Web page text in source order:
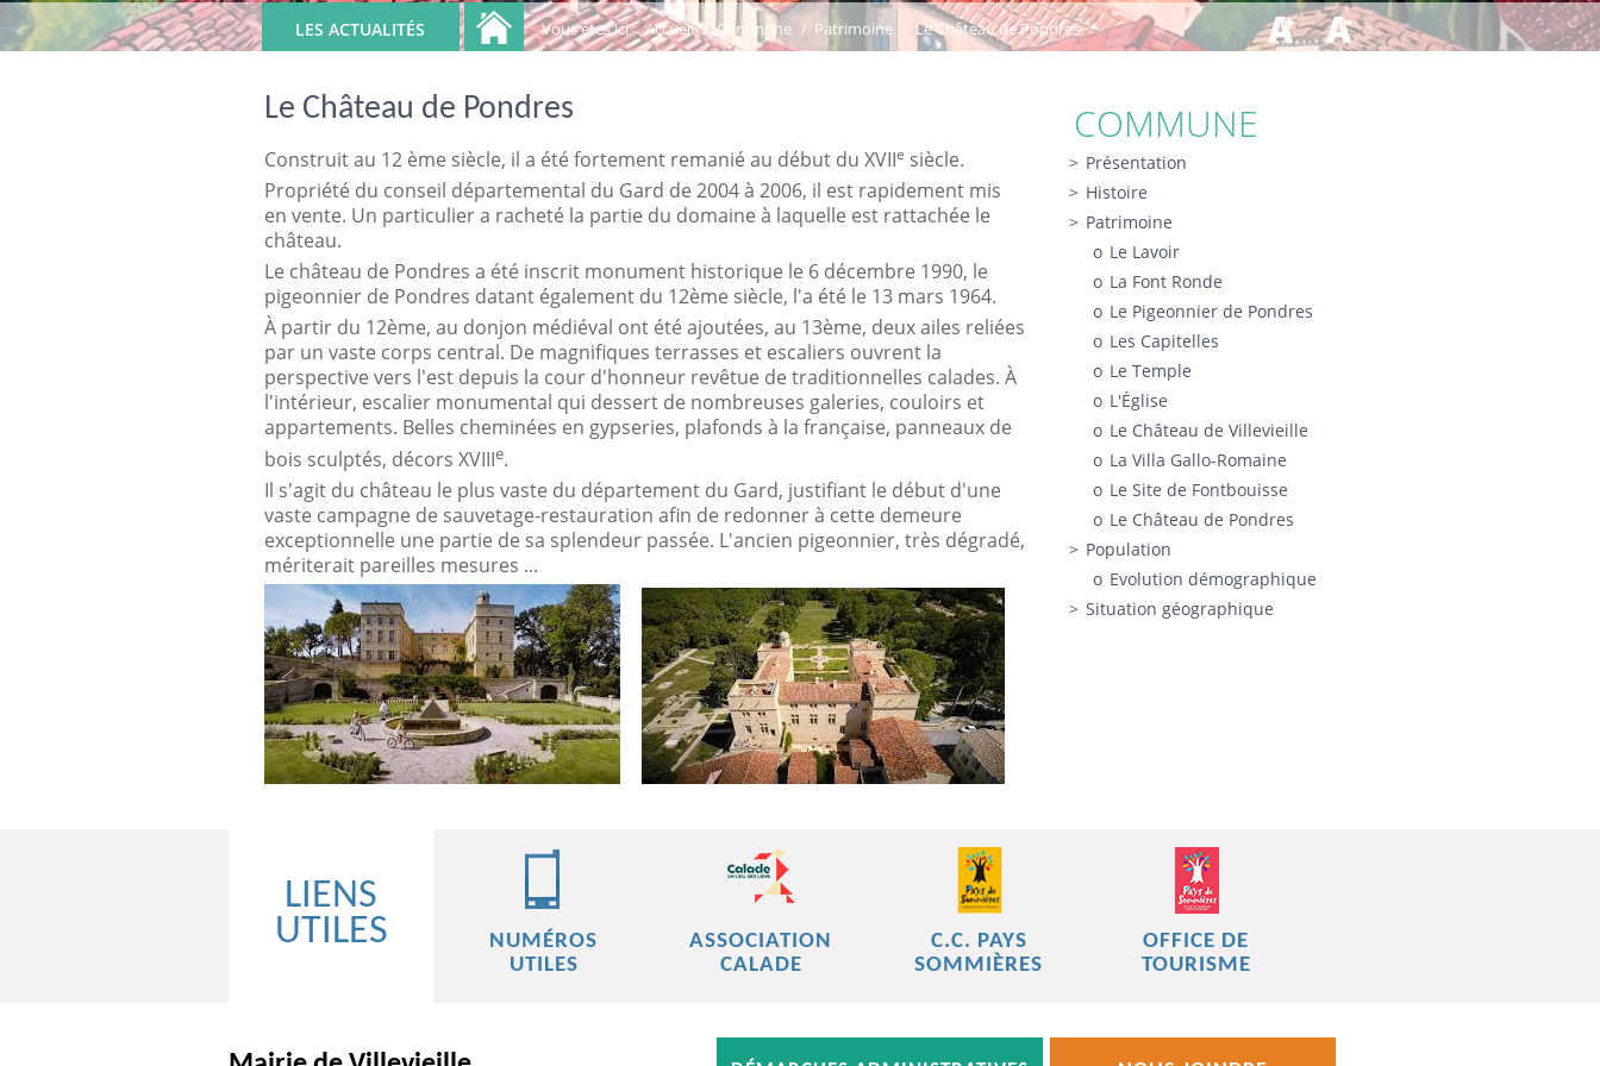
LES ACTUALITÉS Vous êtes ici : Accueil /Commune / Patrimoine / Le Château de Pondres
Le Château de Pondres
Construit au 12 ème siècle, il a été fortement remanié au début du XVIIe siècle.
Propriété du conseil départemental du Gard de 2004 à 2006, il est rapidement mis
en vente. Un particulier a racheté la partie du domaine à laquelle est rattachée le
château.
Le château de Pondres a été inscrit monument historique le 6 décembre 1990, le
pigeonnier de Pondres datant également du 12ème siècle, l'a été le 13 mars 1964.
À partir du 12ème, au donjon médiéval ont été ajoutées, au 13ème, deux ailes reliées
par un vaste corps central. De magnifiques terrasses et escaliers ouvrent la
perspective vers l'est depuis la cour d'honneur revêtue de traditionnelles calades. À
l'intérieur, escalier monumental qui dessert de nombreuses galeries, couloirs et
appartements. Belles cheminées en gypseries, plafonds à la française, panneaux de
bois sculptés, décors XVIIIe.
Il s'agit du château le plus vaste du département du Gard, justifiant le début d'une
vaste campagne de sauvetage-restauration afin de redonner à cette demeure
exceptionnelle une partie de sa splendeur passée. L'ancien pigeonnier, très dégradé,
mériterait pareilles mesures ...
COMMUNE
Présentation
Histoire
Patrimoine
Le Lavoir
La Font Ronde
Le Pigeonnier de Pondres
Les Capitelles
Le Temple
L'Église
Le Château de Villevieille
La Villa Gallo-Romaine
Le Site de Fontbouisse
Le Château de Pondres
Population
Evolution démographique
Situation géographique
LIENS
UTILES
NUMÉROS
UTILES
ASSOCIATION
CALADE
C.C. PAYS
SOMMIÈRES
OFFICE DE
TOURISME